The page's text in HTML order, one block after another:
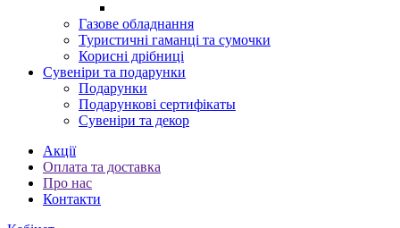
Газове обладнання
Туристичні гаманці та сумочки
Корисні дрібниці
Сувеніри та подарунки
Подарунки
Подарункові сертифікаты
Сувеніри та декор
Акції
Оплата та доставка
Про нас
Контакти